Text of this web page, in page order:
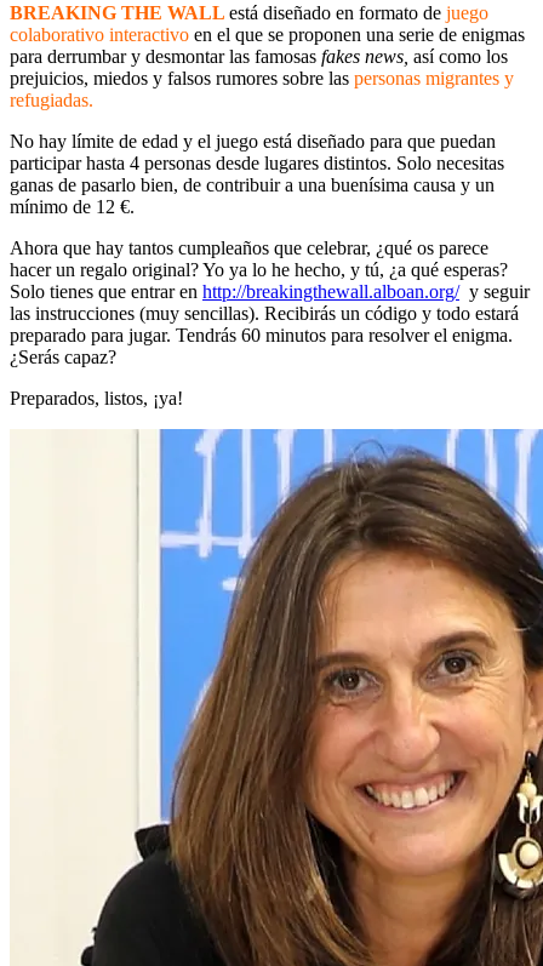
BREAKING THE WALL está diseñado en formato de juego
colaborativo interactivo en el que se proponen una serie de enigmas
para derrumbar y desmontar las famosas fakes news, así como los
prejuicios, miedos y falsos rumores sobre las personas migrantes y
refugiadas.
No hay límite de edad y el juego está diseñado para que puedan
participar hasta 4 personas desde lugares distintos. Solo necesitas
ganas de pasarlo bien, de contribuir a una buenísima causa y un
mínimo de 12 €.
Ahora que hay tantos cumpleaños que celebrar, ¿qué os parece
hacer un regalo original? Yo ya lo he hecho, y tú, ¿a qué esperas?
Solo tienes que entrar en http://breakingthewall.alboan.org/y seguir
las instrucciones (muy sencillas). Recibirás un código y todo estará
preparado para jugar. Tendrás 60 minutos para resolver el enigma.
¿Serás capaz?
Preparados, listos, ¡ya!